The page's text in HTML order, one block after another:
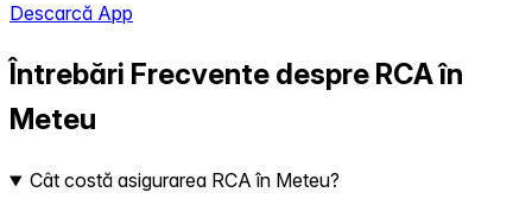
Descarcă App
Întrebări Frecvente despre RCA în
Meteu
Cât costă asigurarea RCA în Meteu?